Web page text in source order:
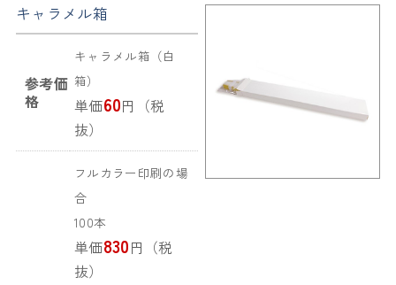
キャラメル箱
参考価
格
キャラメル箱（白
箱）
単価60円（税
抜）
フルカラー印刷の場
合
100本
単価830円（税
抜）